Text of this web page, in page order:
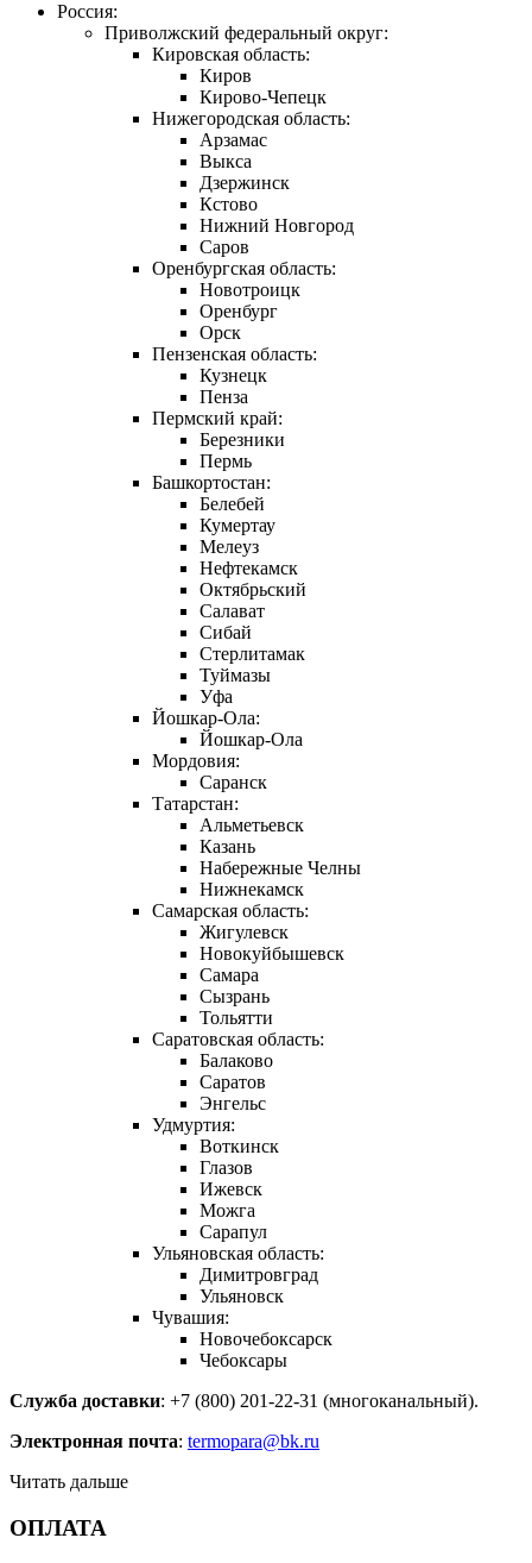
Россия:
Приволжский федеральный округ:
Кировская область:
Киров
Кирово-Чепецк
Нижегородская область:
Арзамас
Выкса
Дзержинск
Кстово
Нижний Новгород
Саров
Оренбургская область:
Новотроицк
Оренбург
Орск
Пензенская область:
Кузнецк
Пенза
Пермский край:
Березники
Пермь
Башкортостан:
Белебей
Кумертау
Мелеуз
Нефтекамск
Октябрьский
Салават
Сибай
Стерлитамак
Туймазы
Уфа
Йошкар-Ола:
Йошкар-Ола
Мордовия:
Саранск
Татарстан:
Альметьевск
Казань
Набережные Челны
Нижнекамск
Самарская область:
Жигулевск
Новокуйбышевск
Самара
Сызрань
Тольятти
Саратовская область:
Балаково
Саратов
Энгельс
Удмуртия:
Воткинск
Глазов
Ижевск
Можга
Сарапул
Ульяновская область:
Димитровград
Ульяновск
Чувашия:
Новочебоксарск
Чебоксары
Служба доставки: +7 (800) 201-22-31 (многоканальный).
Электронная почта: termopara@bk.ru
Читать дальше
ОПЛАТА